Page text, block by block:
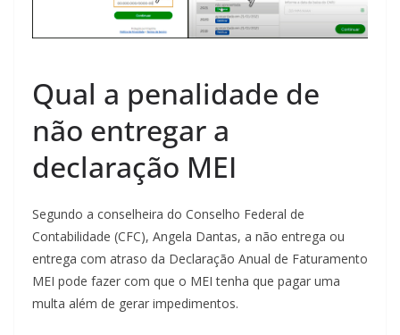
Qual a penalidade de
não entregar a
declaração MEI
Segundo a conselheira do Conselho Federal de
Contabilidade (CFC), Angela Dantas, a não entrega ou
entrega com atraso da Declaração Anual de Faturamento
MEI pode fazer com que o MEI tenha que pagar uma
multa além de gerar impedimentos.